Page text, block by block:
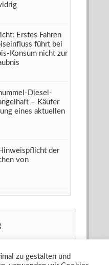
Erstes Fahren
führt bei
Konsum nicht zur
Diesel-
– Käufer
eines aktuellen
der
von
zu gestalten und